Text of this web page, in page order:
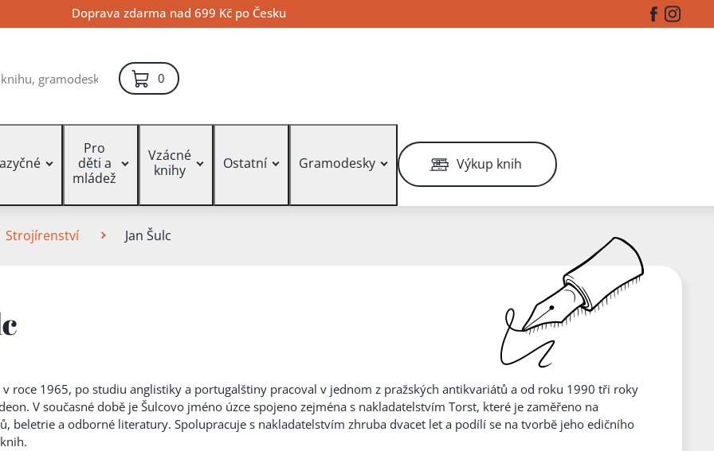
Doprava zdarma nad 699 Kč po Česku Facebook
0položek – košík
Pro
děti a
mládež
Vzácné
knihy
Ostatní Gramodesky Výkup knih
Strojírenství Jan Šulc
v roce 1965, po studiu anglistiky a portugalštiny pracoval v jednom z pražských antikvariátů a od roku 1990 tři roky
V současné době je Šulcovo jméno úzce spojeno zejména s nakladatelstvím Torst, které je zaměřeno na
beletrie a odborné literatury. Spolupracuje s nakladatelstvím zhruba dvacet let a podílí se na tvorbě jeho edičního